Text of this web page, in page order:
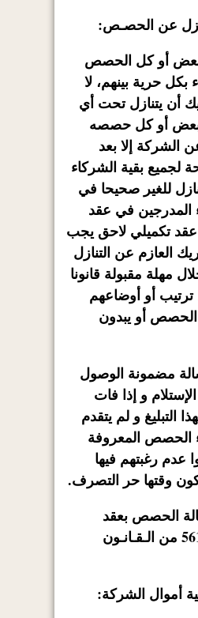
عن الحصـص:
بعض أو كل الحصص
بكل حرية بينهم، لا
أن يتنازل تحت أي
بعض أو كل حصصه
إلا بعد
لجميع بقية الشركاء
للغير صحيحا في
المدرجين في عقد
تكميلي لاحق يجب
العازم عن التنازل
مهلة مقبولة قانونا
أو أوضاعهم
الحصص أو يبدون
مضمونة الوصول
و إذا فات
التبليغ و لم يتقدم
الحصص المعروفة
عدم رغبتهم فيها
وقتها حر التصرف.
الحصص بعقد
رسمي، المادة 561 من الـقـانـون
أموال الشركة: